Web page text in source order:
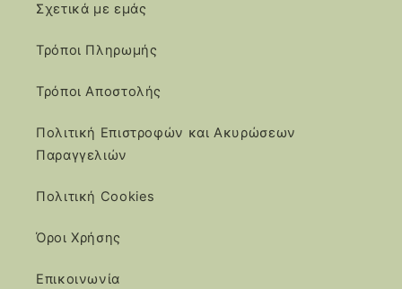
Σχετικά με εμάς
Τρόποι Πληρωμής
Τρόποι Αποστολής
Πολιτική Επιστροφών και Ακυρώσεων
Παραγγελιών
Πολιτική Cookies
Όροι Χρήσης
Επικοινωνία